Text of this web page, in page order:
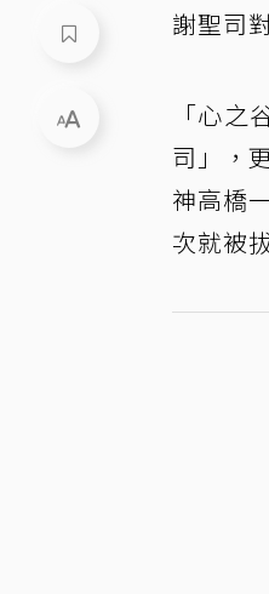
謝聖司
「心
司」，
神高橋
次就被